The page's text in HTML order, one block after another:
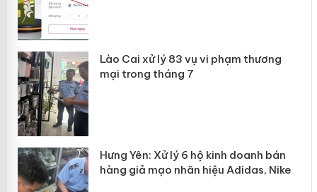
Lào Cai xử lý 83 vụ vi phạm thương
mại trong tháng 7
Hưng Yên: Xử lý 6 hộ kinh doanh bán
hàng giả mạo nhãn hiệu Adidas, Nike